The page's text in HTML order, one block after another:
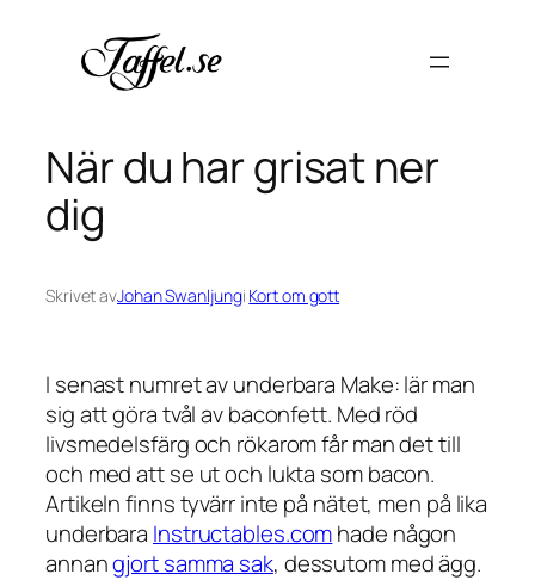
innehåll
När du har grisat ner
dig
Skrivet avJohan Swanljungi Kort om gott
I senast numret av underbara Make: lär man
sig att göra tvål av baconfett. Med röd
livsmedelsfärg och rökarom får man det till
och med att se ut och lukta som bacon.
Artikeln finns tyvärr inte på nätet, men på lika
underbara Instructables.comhade någon
annangjort samma sak, dessutom med ägg.